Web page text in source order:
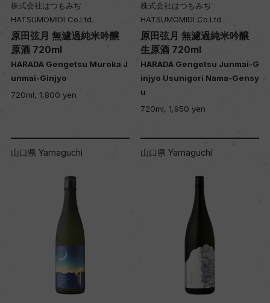
株式会社はつもみぢ
HATSUMOMIDI Co.Ltd.
原田弦月 無濾過純米吟醸
原酒 720ml
HARADA Gengetsu Muroka J
unmai-Ginjyo
720ml, 1,800 yen
株式会社はつもみぢ
HATSUMOMIDI Co.Ltd.
原田弦月 無濾過純米吟醸
生原酒 720ml
HARADA Gengetsu Junmai-G
injyo Usunigori Nama-Gensy
u
720ml, 1,950 yen
山口県 Yamaguchi 山口県 Yamaguchi